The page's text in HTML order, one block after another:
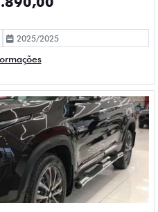
2025/2025